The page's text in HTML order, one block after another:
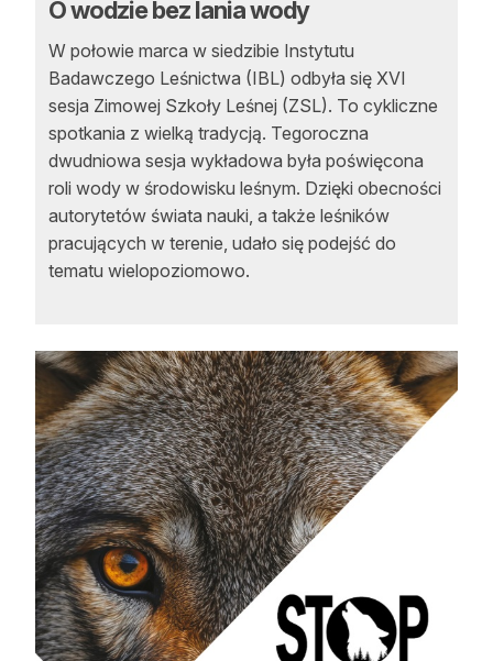
O wodzie bez lania wody
W połowie marca w siedzibie Instytutu
Badawczego Leśnictwa (IBL) odbyła się XVI
sesja Zimowej Szkoły Leśnej (ZSL). To cykliczne
spotkania z wielką tradycją. Tegoroczna
dwudniowa sesja wykładowa była poświęcona
roli wody w środowisku leśnym. Dzięki obecności
autorytetów świata nauki, a także leśników
pracujących w terenie, udało się podejść do
tematu wielopoziomowo.